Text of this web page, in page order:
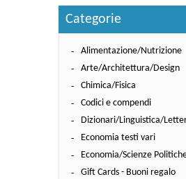
I nostri serviziCategorie
Alimentazione/Nutrizione
Arte/Architettura/Design
Chimica/Fisica
Codici e compendi
Dizionari/Linguistica/
Economia testi vari
Economia/Scienze
Gift Cards - Buoni regalo